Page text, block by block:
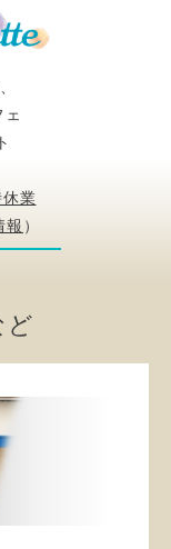
ェ
休業
報 ）
ど